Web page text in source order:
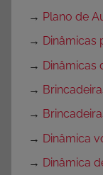
→ Plano de
→ Dinâmicas
→ Dinâmicas
→
→
→ Dinâmica
→ Dinâmica